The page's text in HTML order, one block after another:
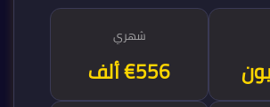
شهري
€556 ألف